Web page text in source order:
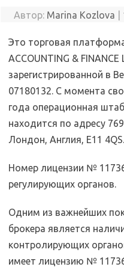
Автор: Marina Kozlova
Это торговая
ACCOUNTING &
зарегистрированной в
07180132. С момента
года операционная
находится по адресу
Лондон, Англия, E11 4QS.
Номер лицензии №
регулирующих органов.
Одним из важнейших
брокера является
контролирующих
имеет лицензию №